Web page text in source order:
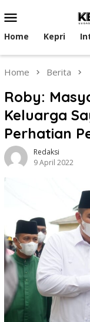
to
contentMenu
Home Kepri
Home Berita
Roby:
Keluarga
Perhatian
Redaksi
9 April 2022